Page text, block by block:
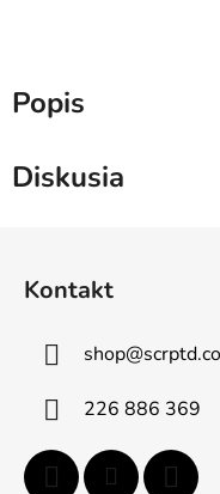
Popis
Diskusia
Kontakt
shop@
226 886 369